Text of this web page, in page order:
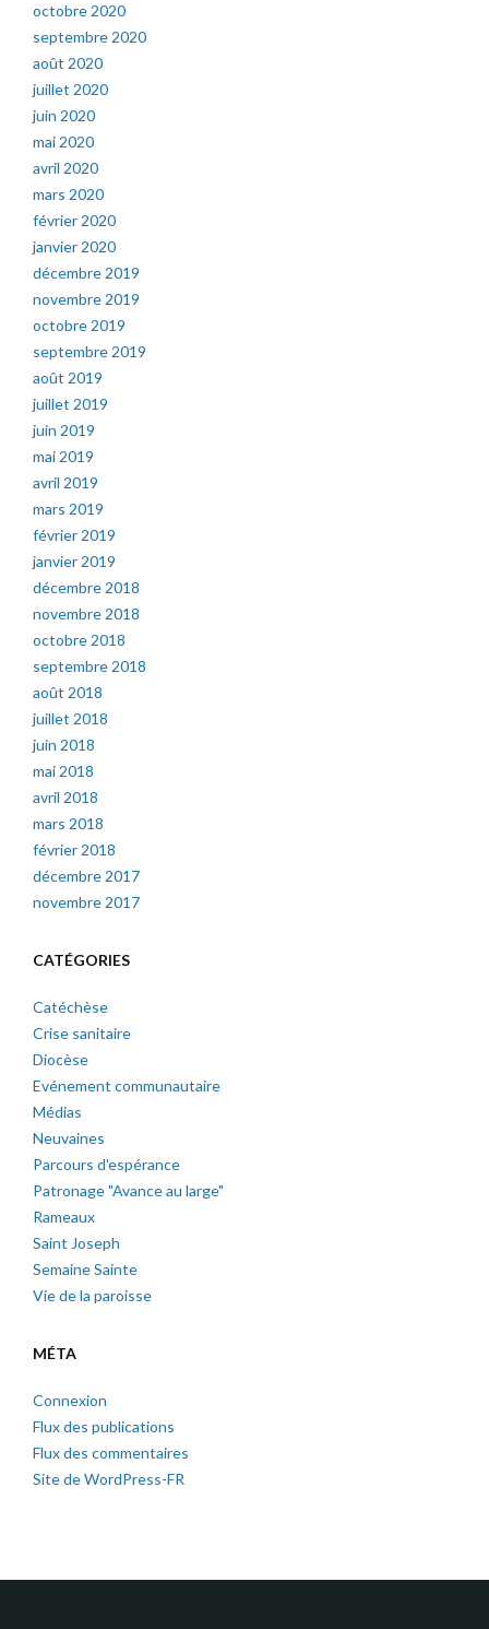
octobre 2020
septembre 2020
août 2020
juillet 2020
juin 2020
mai 2020
avril 2020
mars 2020
février 2020
janvier 2020
décembre 2019
novembre 2019
octobre 2019
septembre 2019
août 2019
juillet 2019
juin 2019
mai 2019
avril 2019
mars 2019
février 2019
janvier 2019
décembre 2018
novembre 2018
octobre 2018
septembre 2018
août 2018
juillet 2018
juin 2018
mai 2018
avril 2018
mars 2018
février 2018
décembre 2017
novembre 2017
CATÉGORIES
Catéchèse
Crise sanitaire
Diocèse
Evénement communautaire
Médias
Neuvaines
Parcours d'espérance
Patronage "Avance au large"
Rameaux
Saint Joseph
Semaine Sainte
Vie de la paroisse
MÉTA
Connexion
Flux des publications
Flux des commentaires
Site de WordPress-FR